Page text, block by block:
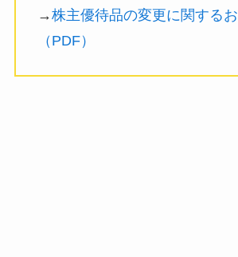
→株主優待品の変更に関する
（PDF）